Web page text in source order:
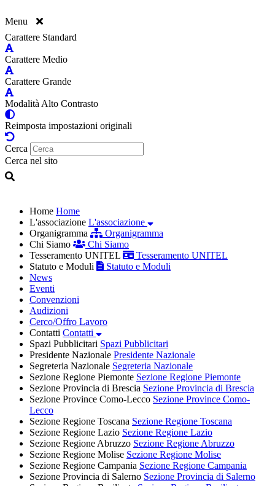
Menu
Carattere Standard
Carattere Medio
Carattere Grande
Modalità Alto Contrasto
Reimposta impostazioni originali
Cerca
Cerca nel sito
Home Home
L'associazione L'associazione
Organigramma
Organigramma
Chi Siamo
Chi Siamo
Tesseramento UNITEL
Tesseramento UNITEL
Statuto e Moduli
Statuto e Moduli
News
Eventi
Convenzioni
Audizioni
Cerco/Offro Lavoro
Contatti Contatti
Spazi Pubblicitari Spazi Pubblicitari
Presidente Nazionale Presidente Nazionale
Segreteria Nazionale Segreteria Nazionale
Sezione Regione Piemonte Sezione Regione Piemonte
Sezione Provincia di Brescia Sezione Provincia di Brescia
Sezione Province Como-Lecco Sezione Province Como-
Lecco
Sezione Regione Toscana Sezione Regione Toscana
Sezione Regione Lazio Sezione Regione Lazio
Sezione Regione Abruzzo Sezione Regione Abruzzo
Sezione Regione Molise Sezione Regione Molise
Sezione Regione Campania Sezione Regione Campania
Sezione Provincia di Salerno Sezione Provincia di Salerno